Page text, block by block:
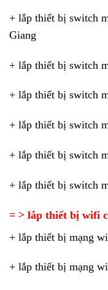
+ lắp thiết bị switch
Giang
+ lắp thiết bị switch
+ lắp thiết bị switch
+ lắp thiết bị switch
+ lắp thiết bị switch
+ lắp thiết bị switch
= > lắp thiết bị wifi
+ lắp thiết bị mạng
+ lắp thiết bị mạng